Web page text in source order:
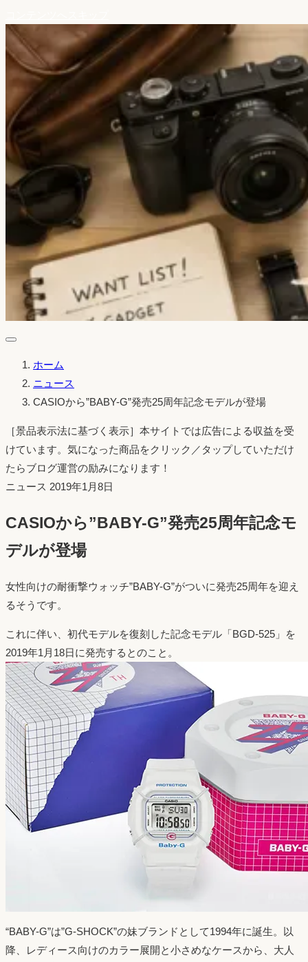
ホーム
ニュース
CASIOから”BABY-G”発売25周年記念モデルが登場
［景品表示法に基づく表示］本サイトでは広告による収益を受
けています。気になった商品をクリック／タップしていただけ
たらブログ運営の励みになります！
ニュース 投
日：
2019年1月8日
CASIOから”BABY-G”発売25周年記念モ
デルが登場
女性向けの耐衝撃ウォッチ”BABY-G”がついに発売25周年を迎え
るそうです。
これに伴い、初代モデルを復刻した記念モデル「BGD-525」を
2019年1月18日に発売するとのこと。
“BABY-G”は”G-SHOCK”の妹ブランドとして1994年に誕生。以
降、レディース向けのカラー展開と小さめなケースから、大人